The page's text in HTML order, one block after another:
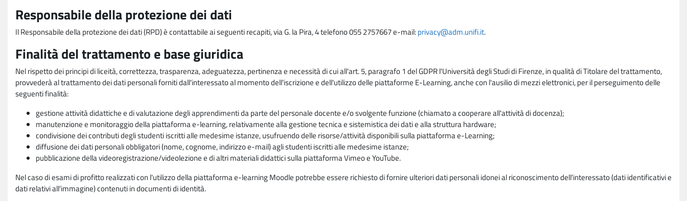
Responsabile della protezione dei dati
Il Responsabile della protezione dei dati (RPD) è contattabile ai seguenti recapiti, via G. la Pira, 4 telefono 055 2757667 e-mail:privacy@adm.unifi.it.
Finalità del trattamento e base giuridica
Nel rispetto dei principi di liceità, correttezza, trasparenza, adeguatezza, pertinenza e necessità di cui all'art. 5, paragrafo 1 del GDPR l'Università degli Studi di Firenze, in qualità di Titolare del trattamento,
provvederà al trattamento dei dati personali forniti dall'interessato al momento dell'iscrizione e dell'utilizzo delle piattaforme E-Learning, anche con l'ausilio di mezzi elettronici, per il perseguimento delle
seguenti finalità:
gestione attività didattiche e di valutazione degli apprendimenti da parte del personale docente e/o svolgente funzione (chiamato a cooperare all'attività di docenza);
manutenzione e monitoraggio della piattaforma e-learning, relativamente alla gestione tecnica e sistemistica dei dati e alla struttura hardware;
condivisione dei contributi degli studenti iscritti alle medesime istanze, usufruendo delle risorse/attività disponibili sulla piattaforma e-Learning;
diffusione dei dati personali obbligatori (nome, cognome, indirizzo e-mail) agli studenti iscritti alle medesime istanze;
pubblicazione della videoregistrazione/videolezione e di altri materiali didattici sulla piattaforma Vimeo e YouTube.
Nel caso di esami di profitto realizzati con l'utilizzo della piattaforma e-learning Moodle potrebbe essere richiesto di fornire ulteriori dati personali idonei al riconoscimento dell'interessato (dati identificativi e
dati relativi all'immagine) contenuti in documenti di identità.